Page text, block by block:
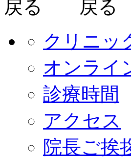
クリニッ
オンライ
診療時間
アクセス
院長ご挨